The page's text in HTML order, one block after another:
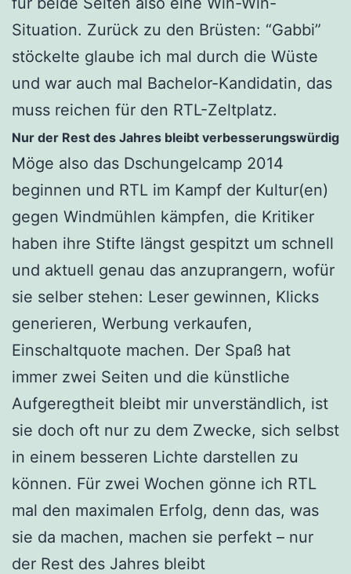
Situation. Zurück zu den Brüsten: “Gabbi”
stöckelte glaube ich mal durch die Wüste
und war auch mal Bachelor-Kandidatin, das
muss reichen für den RTL-Zeltplatz.
Nur der Rest des Jahres bleibt verbesserungswürdig
Möge also das Dschungelcamp 2014
beginnen und RTL im Kampf der Kultur(en)
gegen Windmühlen kämpfen, die Kritiker
haben ihre Stifte längst gespitzt um schnell
und aktuell genau das anzuprangern, wofür
sie selber stehen: Leser gewinnen, Klicks
generieren, Werbung verkaufen,
Einschaltquote machen. Der Spaß hat
immer zwei Seiten und die künstliche
Aufgeregtheit bleibt mir unverständlich, ist
sie doch oft nur zu dem Zwecke, sich selbst
in einem besseren Lichte darstellen zu
können. Für zwei Wochen gönne ich RTL
mal den maximalen Erfolg, denn das, was
sie da machen, machen sie perfekt – nur
der Rest des Jahres bleibt